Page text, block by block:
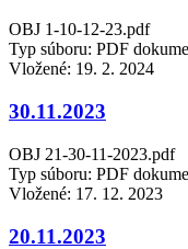
OBJ 1-10-12-23.pdf
Typ súboru: PDF
Vložené: 19. 2. 2024
30.11.2023
OBJ 21-30-11-2023.pdf
Typ súboru: PDF
Vložené: 17. 12. 2023
20.11.2023